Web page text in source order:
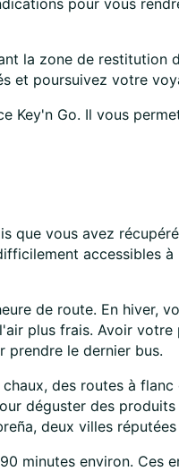
pour vous
la zone de
et poursuivez votre
Go. Il vous
que vous avez
accessibles
de route. En hiver,
plus frais. Avoir
prendre le dernier bus.
des routes à
déguster des
deux villes
minutes environ. Ces